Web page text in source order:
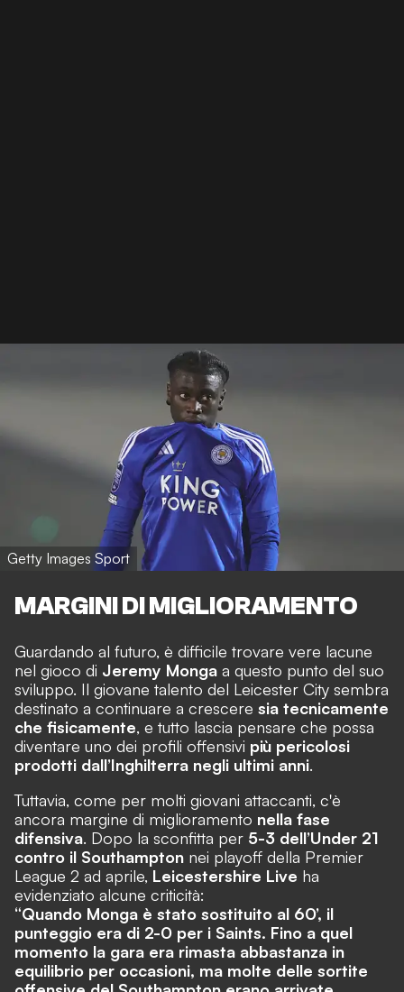
Getty Images Sport
MARGINI DI MIGLIORAMENTO
Guardando al futuro, è difficile trovare vere lacune
nel gioco di Jeremy Monga a questo punto del suo
sviluppo. Il giovane talento del Leicester City sembra
destinato a continuare a crescere sia tecnicamente
che fisicamente, e tutto lascia pensare che possa
diventare uno dei profili offensivi più pericolosi
prodotti dall’Inghilterra negli ultimi anni.
Tuttavia, come per molti giovani attaccanti, c'è
ancora margine di miglioramento nella fase
difensiva. Dopo la sconfitta per 5-3 dell’Under 21
contro il Southampton nei playoff della Premier
League 2 ad aprile, Leicestershire Live ha
evidenziato alcune criticità:
“Quando Monga è stato sostituito al 60’, il
punteggio era di 2-0 per i Saints. Fino a quel
momento la gara era rimasta abbastanza in
equilibrio per occasioni, ma molte delle sortite